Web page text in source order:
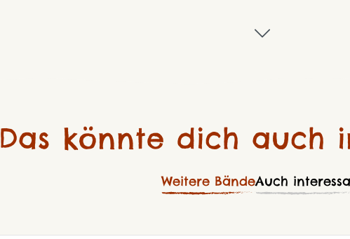
Das könnte dich auch
Weitere BändeAuch